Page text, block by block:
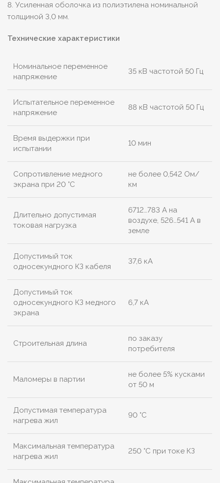
8. Усиленная оболочка из полиэтилена номинальной
толщиной 3,0 мм.
Технические характеристики
Номинальное переменное
напряжение
35 кВ частотой 50 Гц
Испытательное переменное
напряжение
88 кВ частотой 50 Гц
Время выдержки при
испытании
10 мин
Сопротивление медного
экрана при 20 °С
не более 0,542 Ом/
км
Длительно допустимая
токовая нагрузка
6712…783 А на
воздухе, 526…541 А в
земле
Допустимый ток
односекундного КЗ кабеля
37,6 кА
Допустимый ток
односекундного КЗ медного
экрана
6,7 кА
Строительная длина
по заказу
потребителя
Маломеры в партии
не более 5% кусками
от 50 м
Допустимая температура
нагрева жил
90 °C
Максимальная температура
нагрева жил
250 °C при токе КЗ